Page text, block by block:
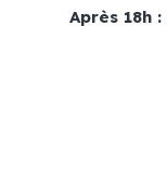
Après 18h :